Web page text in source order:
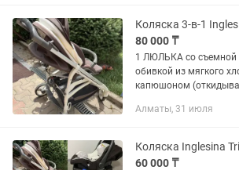
80 000 ₸
1 ЛЮЛЬКА со съемной
обивкой из мягкого
капюшоном
регулируемой спинкой,
переноски. 2...
Алматы, 31 июля
Коляска Inglesina
60 000 ₸